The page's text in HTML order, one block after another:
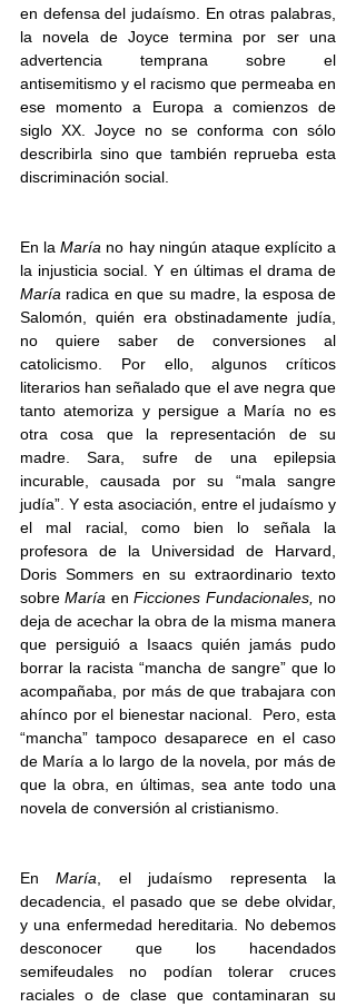
en defensa del judaísmo. En otras palabras,
la novela de Joyce termina por ser una
advertencia temprana sobre el
antisemitismo y el racismo que permeaba en
ese momento a Europa a comienzos de
siglo XX. Joyce no se conforma con sólo
describirla sino que también reprueba esta
discriminación social.
En la María no hay ningún ataque explícito a
María radica en que su madre, la esposa de
Salomón, quién era obstinadamente judía,
no quiere saber de conversiones al
catolicismo. Por ello, algunos críticos
literarios han señalado que el ave negra que
tanto atemoriza y persigue a María no es
otra cosa que la representación de su
madre. Sara, sufre de una epilepsia
incurable, causada por su “mala sangre
judía”. Y esta asociación, entre el judaísmo y
el mal racial, como bien lo señala la
profesora de la Universidad de Harvard,
Doris Sommers en su extraordinario texto
sobre María en Ficciones Fundacionales, no
deja de acechar la obra de la misma manera
que persiguió a Isaacs quién jamás pudo
borrar la racista “mancha de sangre” que lo
acompañaba, por más de que trabajara con
ahínco por el bienestar nacional.  Pero, esta
“mancha” tampoco desaparece en el caso
de María a lo largo de la novela, por más de
que la obra, en últimas, sea ante todo una
novela de conversión al cristianismo.
En María , el judaísmo representa la
decadencia, el pasado que se debe olvidar,
y una enfermedad hereditaria. No debemos
desconocer que los hacendados
semifeudales no podían tolerar cruces
raciales o de clase que contaminaran su